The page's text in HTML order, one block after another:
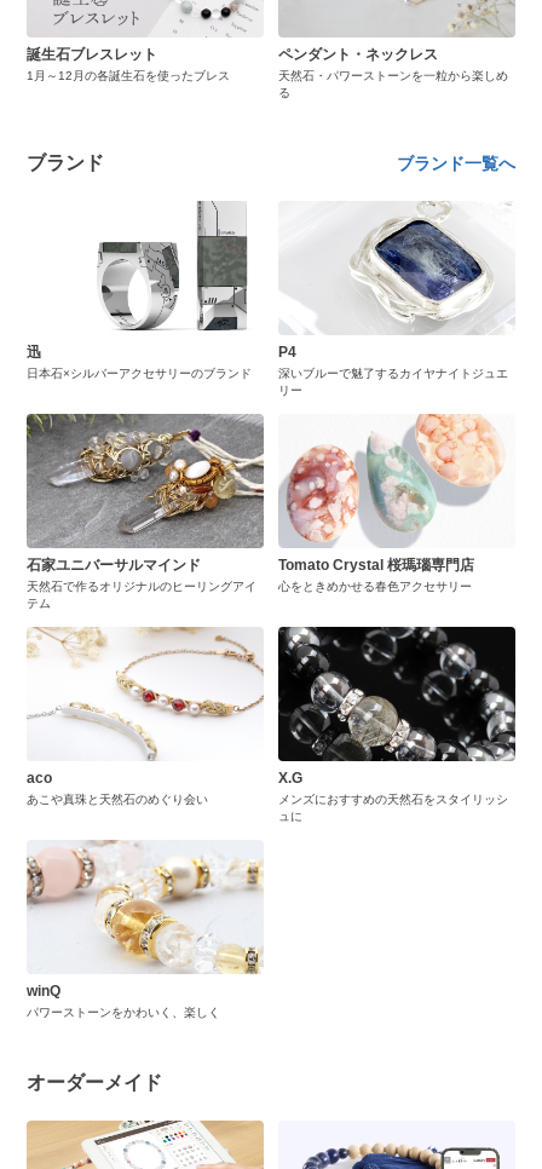
誕生石ブレスレット
1月～12月の各誕生石を使ったブレス
ペンダント・ネックレス
天然石・パワーストーンを一粒から楽しめ
る
ブランド ブランド一覧へ
迅
日本石×シルバーアクセサリーのブランド
P4
深いブルーで魅了するカイヤナイトジュエ
リー
石家ユニバーサルマインド
天然石で作るオリジナルのヒーリングアイ
テム
Tomato Crystal 桜瑪瑙専門店
心をときめかせる春色アクセサリー
aco
あこや真珠と天然石のめぐり会い
X.G
メンズにおすすめの天然石をスタイリッシ
ュに
winQ
パワーストーンをかわいく、楽しく
オーダーメイド